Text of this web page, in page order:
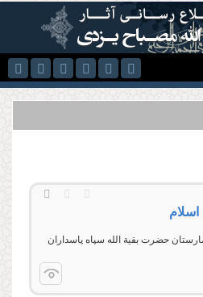
حضرت بقیة الله سپاه پاسداران